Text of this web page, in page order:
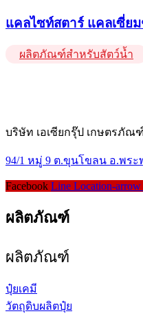
แคลไซท์สตาร์ แคลเซี่ย
ผลิตภัณฑ์สำหรับสัตว์น้ำ
บริษัท เอเซียกรุ๊ป เกษตรภัณ
94/1 หมู่ 9 ต.ขุนโขลน อ.พระ
Facebook Line Location-arrow
ผลิตภัณฑ์
ผลิตภัณฑ์
ปุ๋ยเคมี
วัตถุดิบผลิตปุ๋ย